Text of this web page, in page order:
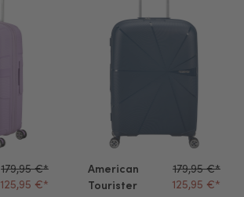
179,95 €*
125,95 €*
American
Tourister
179,95 €*
125,95 €*